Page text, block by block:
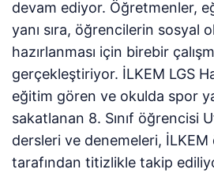
devam ediyor. Öğretmenler,
yanı sıra, öğrencilerin sosyal
hazırlanması için birebir
gerçekleştiriyor. İLKEM LGS
eğitim gören ve okulda spor
sakatlanan 8. Sınıf öğrencisi
dersleri ve denemeleri,
tarafından titizlikle takip